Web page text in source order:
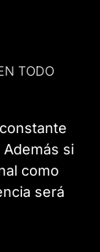
TODO
si
como
será